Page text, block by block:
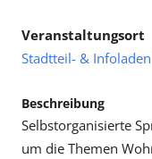
Veranstaltungsort
Stadtteil- &
Beschreibung
Selbstorganisierte
um die Themen